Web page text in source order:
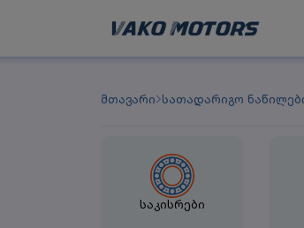
მთავარი სათადარიგო
საკისრები